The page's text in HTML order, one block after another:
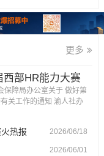
更多
西部HR能力大赛
...
保障局办公室关于 做好第
关工作的通知 渝人社办
自治县）人力社保局，
部门人事（干部）处，有
部门： 为深入贯彻落实成
热报
2026/06/18
2026/06/01